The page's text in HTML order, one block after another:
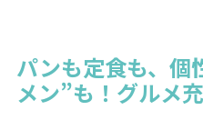
パンも定食も、個
メン”も！グルメ